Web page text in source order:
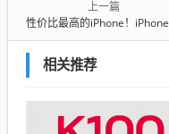
上一篇
性价比最高的iPhone！iPhone 17e看点汇总：售价惊喜
相关推荐